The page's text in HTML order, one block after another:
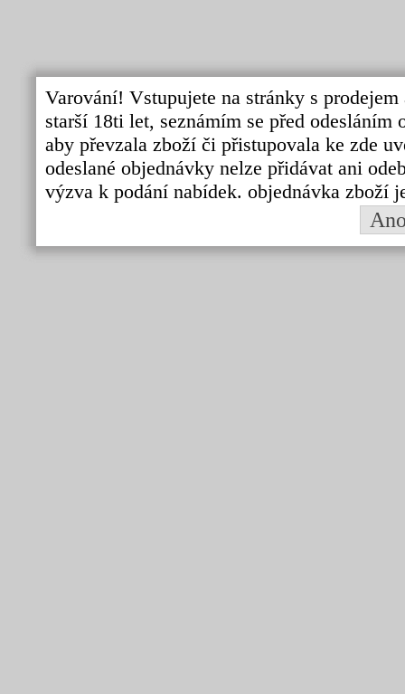
Varování! Vstupujete na stránky s
starší 18ti let, seznámím se před
aby převzala zboží či přistupovala ke zde
odeslané objednávky nelze přidávat ani
výzva k podání nabídek. objednávka zboží